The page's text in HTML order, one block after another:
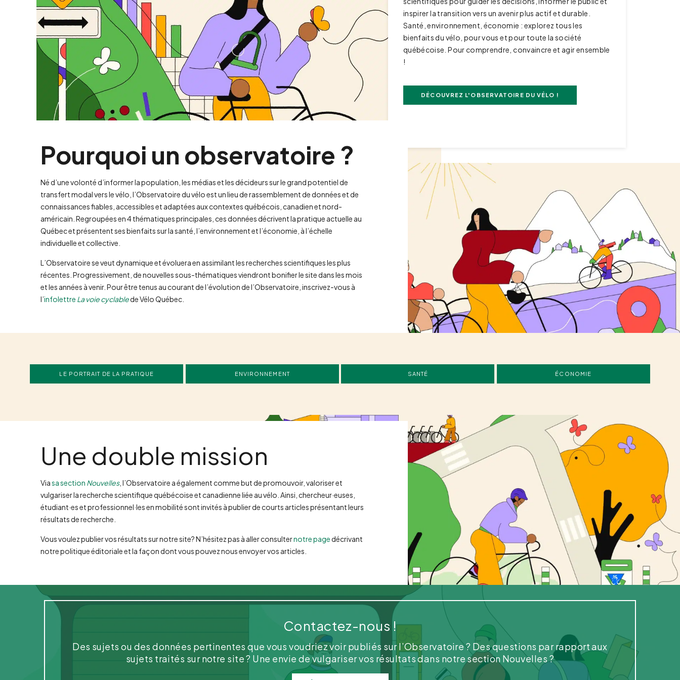
inspirer la transition vers un avenir plus actif et durable.
Santé, environnement, économie : explorez tous les
bienfaits du vélo, pour vous et pour toute la société
québécoise. Pour comprendre, convaincre et agir ensemble
!
DÉCOUVREZ L'OBSERVATOIRE DU VÉLO !
Pourquoi un observatoire ?
Né d’une volonté d’informer la population, les médias et les décideurs sur le grand potentiel de
transfert modal vers le vélo, l’Observatoire du vélo est un lieu de rassemblement de données et de
connaissances fiables, accessibles et adaptées aux contextes québécois, canadien et nord-
américain. Regroupées en 4 thématiques principales, ces données décrivent la pratique actuelle au
Québec et présentent ses bienfaits sur la santé, l’environnement et l’économie, à l’échelle
individuelle et collective.
L’Observatoire se veut dynamique et évoluera en assimilant les recherches scientifiques les plus
récentes. Progressivement, de nouvelles sous-thématiques viendront bonifier le site dans les mois
et les années à venir. Pour être tenus au courant de l’évolution de l’Observatoire, inscrivez-vous à
l’infolettre La voie cyclablede Vélo Québec.
LE PORTRAIT DE LA PRATIQUE ENVIRONNEMENT SANTÉ ÉCONOMIE
Une double mission
Viasa section Nouvelles, l’Observatoire a également comme but de promouvoir, valoriser et
vulgariser la recherche scientifique québécoise et canadienne liée au vélo. Ainsi, chercheur·euses,
étudiant·es et professionnel·les en mobilité sont invités à publier de courts articles présentant leurs
résultats de recherche.
Vous voulez publier vos résultats sur notre site? N’hésitez pas à aller consulternotre pagedécrivant
notre politique éditoriale et la façon dont vous pouvez nous envoyer vos articles.
Contactez-nous !
Des sujets ou des données pertinentes que vous voudriez voir publiés sur l’Observatoire ? Des questions par rapport aux
sujets traités sur notre site ? Une envie de vulgariser vos résultats dans notre section Nouvelles ?